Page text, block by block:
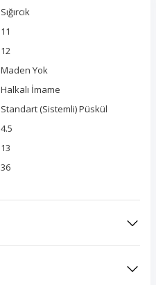
Sığırcık
11
12
Maden Yok
Halkalı İmame
Standart (Sistemli) Püskül
4.5
13
36